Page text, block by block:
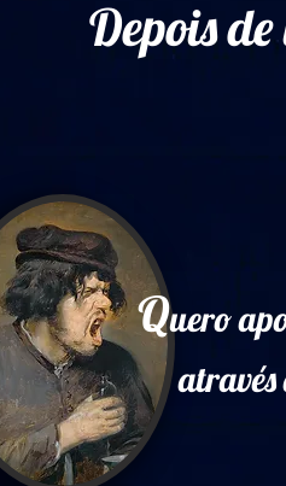
Depois
Quero